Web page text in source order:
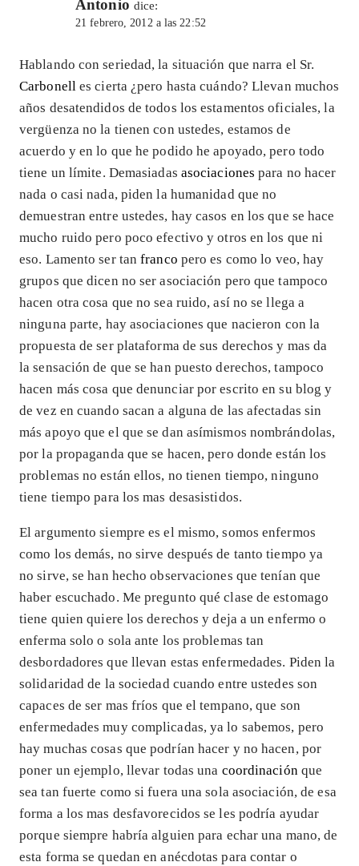
Antonio dice:
21 febrero, 2012 a las 22:52
Hablando con seriedad, la situación que narra el Sr.
Carbonelles cierta ¿pero hasta cuándo? Llevan muchos
años desatendidos de todos los estamentos oficiales, la
vergüenza no la tienen con ustedes, estamos de
acuerdo y en lo que he podido he apoyado, pero todo
tiene un límite. Demasiadas asociacionespara no hacer
nada o casi nada, piden la humanidad que no
demuestran entre ustedes, hay casos en los que se hace
mucho ruido pero poco efectivo y otros en los que ni
eso. Lamento ser tanfranco pero es como lo veo, hay
grupos que dicen no ser asociación pero que tampoco
hacen otra cosa que no sea ruido, así no se llega a
ninguna parte, hay asociaciones que nacieron con la
propuesta de ser plataforma de sus derechos y mas da
la sensación de que se han puesto derechos, tampoco
hacen más cosa que denunciar por escrito en su blog y
de vez en cuando sacan a alguna de las afectadas sin
más apoyo que el que se dan asímismos nombrándolas,
por la propaganda que se hacen, pero donde están los
problemas no están ellos, no tienen tiempo, ninguno
tiene tiempo para los mas desasistidos.
El argumento siempre es el mismo, somos enfermos
como los demás, no sirve después de tanto tiempo ya
no sirve, se han hecho observaciones que tenían que
haber escuchado. Me pregunto qué clase de estomago
tiene quien quiere los derechos y deja a un enfermo o
enferma solo o sola ante los problemas tan
desbordadores que llevan estas enfermedades. Piden la
solidaridad de la sociedad cuando entre ustedes son
capaces de ser mas fríos que el tempano, que son
enfermedades muy complicadas, ya lo sabemos, pero
hay muchas cosas que podrían hacer y no hacen, por
poner un ejemplo, llevar todas una coordinación que
sea tan fuerte como si fuera una sola asociación, de esa
forma a los mas desfavorecidos se les podría ayudar
porque siempre habría alguien para echar una mano, de
esta forma se quedan en anécdotas para contar o